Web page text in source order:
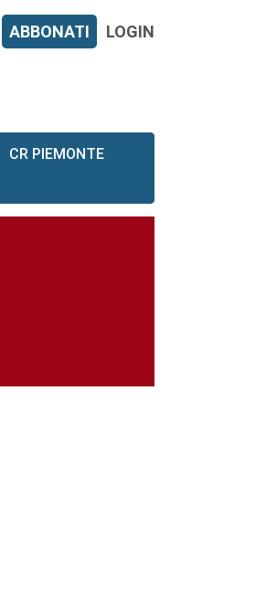
ABBONATI LOGIN
CR PIEMONTE